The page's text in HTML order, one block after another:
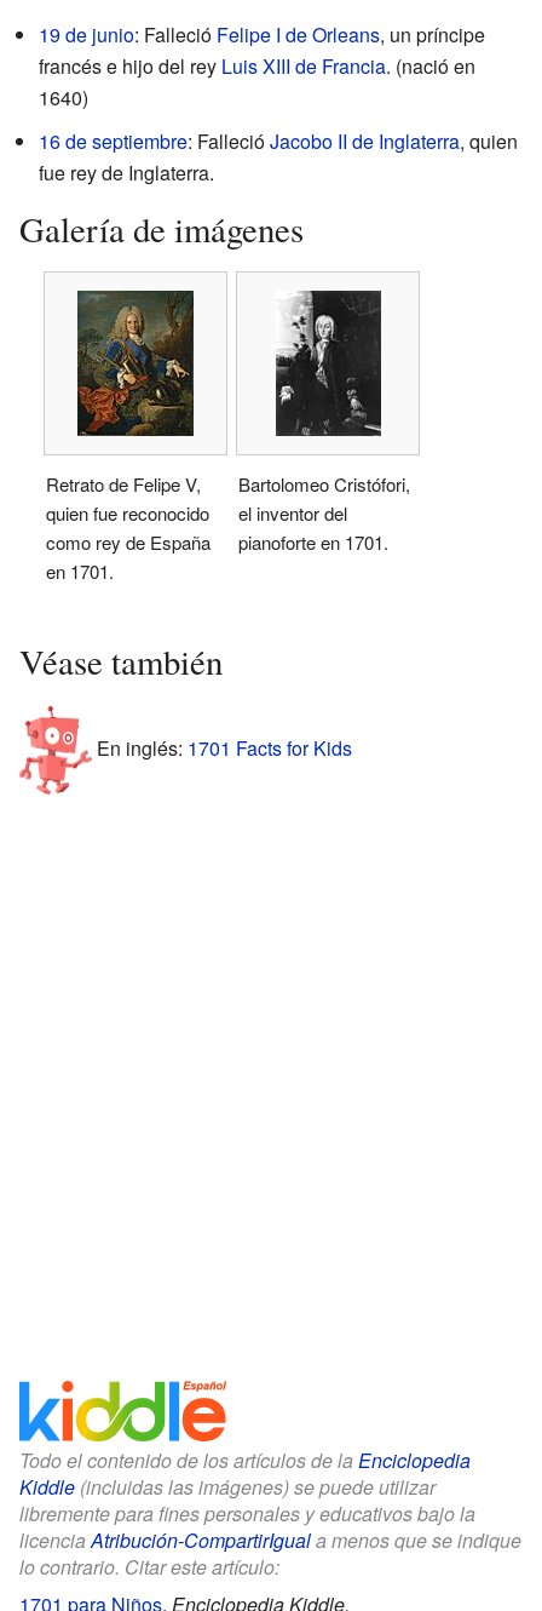
19 de junio: Falleció Felipe I de Orleans, un príncipe
francés e hijo del rey Luis XIII de Francia. (nació en
1640)
16 de septiembre: FallecióJacobo II de Inglaterra, quien
fue rey de Inglaterra.
Galería de imágenes
Retrato de Felipe V,
quien fue reconocido
como rey de España
en 1701.
Bartolomeo Cristófori,
el inventor del
pianoforte en 1701.
Véase también
En inglés: 1701 Facts for Kids
Todo el contenido de los artículos de la Enciclopedia
Kiddle (incluidas las imágenes) se puede utilizar
libremente para fines personales y educativos bajo la
licencia Atribución-CompartirIguala menos que se indique
lo contrario. Citar este artículo:
1701 para Niños. Enciclopedia Kiddle.